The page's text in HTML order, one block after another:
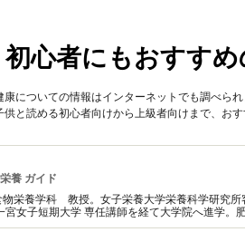
心者にもおすす
康についての情報はインターネットでも調べら
と読める初心者向けから上級者向けまで、お
養 ガイド
物栄養学科 教授。女子栄養大学栄養科学研究
宮女子短期大学 専任講師を経て大学院へ進学。
施）。現在は教壇に立つ傍ら、実践に即した栄